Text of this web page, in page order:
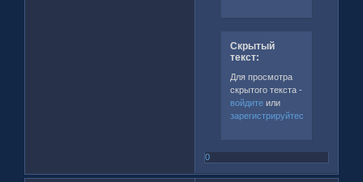
Скрытый
текст:
Для просмотра
скрытого текста -
войдитеили
зарегистрируйтесь
0